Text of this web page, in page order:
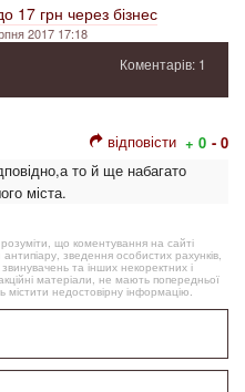
17 грн через бізнес
2017 17:18
Коментарів: 1
відповісти + 0 - 0
то й ще набагато
міста.
що коментування на сайті
зведення особистих рахунків,
та інших некоректних і
матеріали, не мають попередньої
містити недостовірну інформацію.